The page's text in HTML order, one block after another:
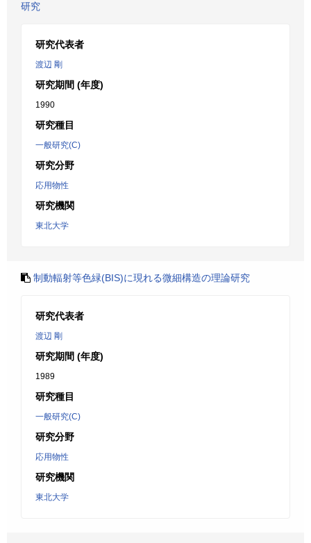
研究
研究代表者
渡辺 剛
研究期間 (年度)
1990
研究種目
一般研究(C)
研究分野
応用物性
研究機関
東北大学
制動輻射等色緑(BIS)に現れる微細構造の理論研究
研究代表者
渡辺 剛
研究期間 (年度)
1989
研究種目
一般研究(C)
研究分野
応用物性
研究機関
東北大学